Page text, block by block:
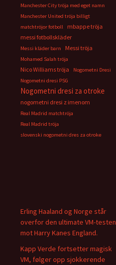
Manchester City tröja med eget namn
Manchester United tröja billigt
matchtröjor fotboll
mbappe tröja
messi fotbollskläder
Messi kläder barn Messi tröja
Mohamed Salah tröja
Nico Williams tröja
Nogometni Dresi
Nogometni dresi PSG
Nogometni dresi za otroke
nogometni dresi z imenom
Real Madrid matchtröja
Real Madrid tröja
slovenski nogometni dres za otroke
Erling Haaland og Norge står
overfor den ultimate VM-testen
mot Harry Kanes England.
Kapp Verde fortsetter magisk
VM, følger opp sjokkerende